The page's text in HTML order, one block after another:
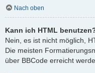
Nach oben
Kann ich HTML
Nein, es ist nicht möglich,
Die meisten
über BBCode erreicht